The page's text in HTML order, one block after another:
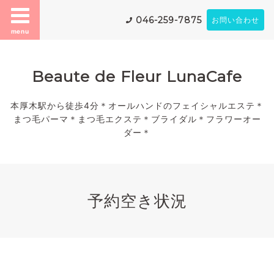
menu
046-259-7875 お問い合わせ
Beaute de Fleur LunaCafe
本厚木駅から徒歩4分＊オールハンドのフェイシャルエステ＊
まつ毛パーマ＊まつ毛エクステ＊ブライダル＊フラワーオー
ダー＊
予約空き状況